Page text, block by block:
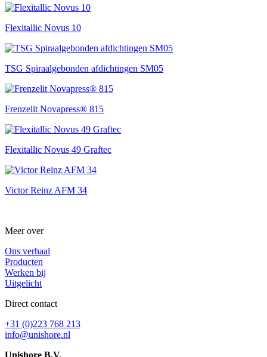
Flexitallic Novus 10
TSG Spiraalgebonden afdichtingen SM05
Frenzelit Novapress® 815
Flexitallic Novus 49 Graftec
Victor Reinz AFM 34
Meer over
Ons verhaal
Producten
Werken bij
Uitgelicht
Direct contact
+31 (0)223 768 213
info@unishore.nl
Unishore B.V.